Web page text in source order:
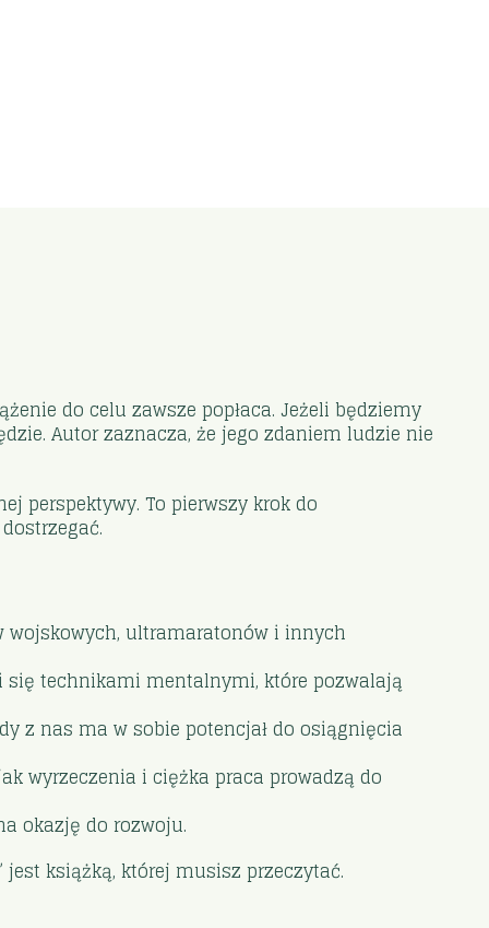
do celu zawsze popłaca. Jeżeli będziemy
Autor zaznacza, że jego zdaniem ludzie nie
perspektywy. To pierwszy krok do
ultramaratonów i innych
się technikami mentalnymi, które pozwalają
z nas ma w sobie potencjał do osiągnięcia
wyrzeczenia i ciężka praca prowadzą do
okazję do rozwoju.
jest książką, której musisz przeczytać.